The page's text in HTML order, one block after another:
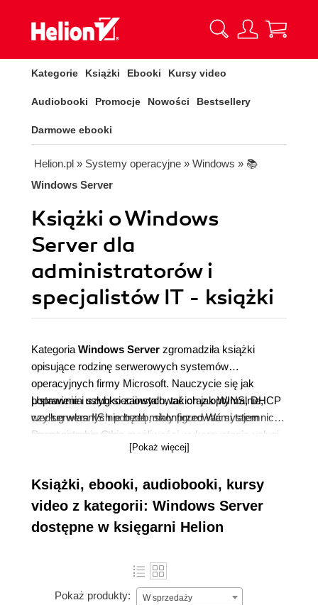
Kategorie Książki Ebooki Kursy video
Audiobooki Promocje Nowości Bestsellery
Darmowe ebooki
Helion.pl » Systemy operacyjne » Windows » 📚
Windows Server
Książki o Windows
Server dla
administratorów i
specjalistów IT - książki
Kategoria Windows Server zgromadziła książki
opisujące rodzinę serwerowych systemów
operacyjnych firmy Microsoft. Nauczycie się jak
poprawnie i szybko zainstalować oraz optymalnie,
według własnych potrzeb, skonfigurować system
nawet w trybie Core.
Ustawienia usług sieciowych, takich jak WINS, DHCP
czy serwera IIS nie będą miały przed Wami tajemnic.
Poznacie wszystkie możliwości wykorzystania usługi
Active Directory, a także konfigurowania udziałów
tworzeniu kont użytkowników czy grup. Opanujecie
administrację serwera z wiersza poleceń,
wykorzystując PowerShell lub zdalnie za pomocą
Microsoft Management Consol.
[Pokaż więcej]
Książki, ebooki, audiobooki, kursy
video z kategorii: Windows Server
dostępne w księgarni Helion
Pokaż produkty: W sprzedaży